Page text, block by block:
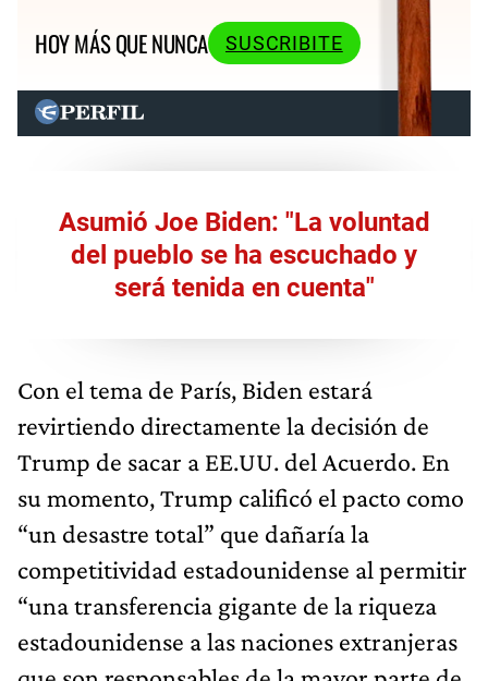
HOY MÁS QUE NUNCA
SUSCRIBITE
Asumió Joe Biden: "La voluntad
del pueblo se ha escuchado y
será tenida en cuenta"
Con el tema de París, Biden estará
revirtiendo directamente la decisión de
Trump de sacar a EE.UU. del Acuerdo. En
su momento, Trump calificó el pacto como
“un desastre total” que dañaría la
competitividad estadounidense al permitir
“una transferencia gigante de la riqueza
estadounidense a las naciones extranjeras